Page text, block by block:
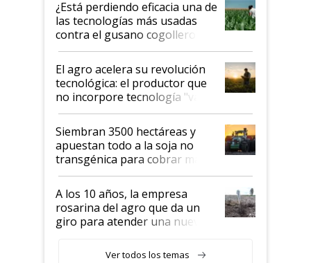
salto tecnológico en genética y
rendimiento
¿Está perdiendo eficacia una de
las tecnologías más usadas
contra el gusano cogollero? El
desafío de una tecnología clave
El agro acelera su revolución
tecnológica: el productor que
no incorpore tecnología "va a
perder el tren"
Siembran 3500 hectáreas y
apuestan todo a la soja no
transgénica para cobrar más
por tonelada: compraron un
semillero
A los 10 años, la empresa
rosarina del agro que da un
giro para atender una nueva
Ver todos los temas